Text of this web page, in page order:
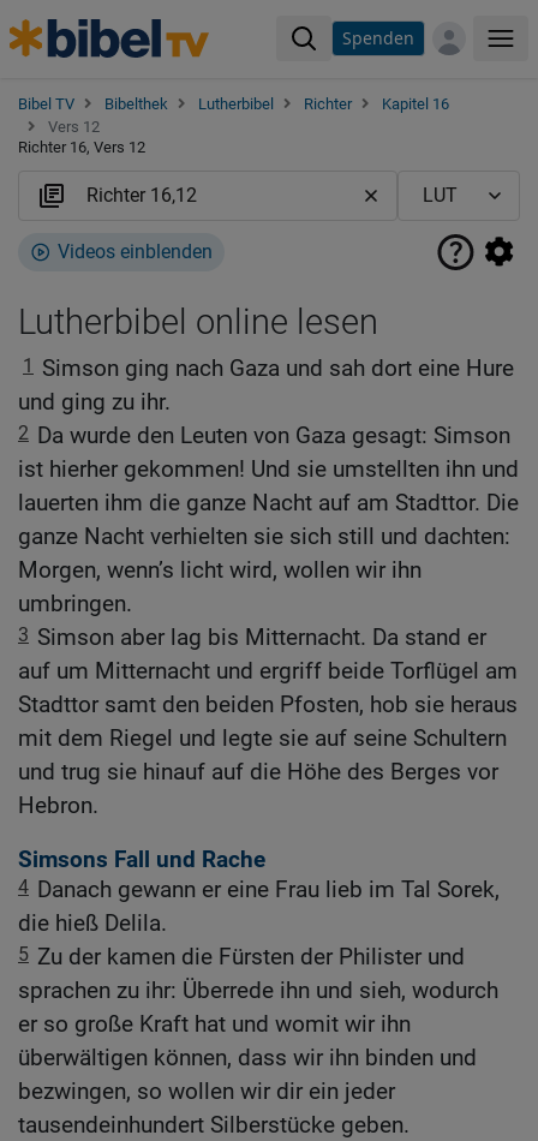
Spenden
Bibel TV Bibelthek Lutherbibel Richter
Kapitel 16
Vers 12
Richter 16, Vers 12
Videos einblenden
Lutherbibel online lesen
1 Simson ging nach Gaza und sah dort eine Hure
und ging zu ihr.
2 Da wurde den Leuten von Gaza gesagt: Simson
ist hierher gekommen! Und sie umstellten ihn und
lauerten ihm die ganze Nacht auf am Stadttor. Die
ganze Nacht verhielten sie sich still und dachten:
Morgen, wenn’s licht wird, wollen wir ihn
umbringen.
3 Simson aber lag bis Mitternacht. Da stand er
auf um Mitternacht und ergriff beide Torflügel am
Stadttor samt den beiden Pfosten, hob sie heraus
mit dem Riegel und legte sie auf seine Schultern
und trug sie hinauf auf die Höhe des Berges vor
Hebron.
Simsons Fall und Rache
4 Danach gewann er eine Frau lieb im Tal Sorek,
die hieß Delila.
5 Zu der kamen die Fürsten der Philister und
sprachen zu ihr: Überrede ihn und sieh, wodurch
er so große Kraft hat und womit wir ihn
überwältigen können, dass wir ihn binden und
bezwingen, so wollen wir dir ein jeder
tausendeinhundert Silberstücke geben.